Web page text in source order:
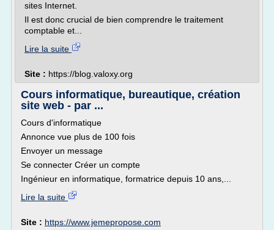
sites Internet.
Il est donc crucial de bien comprendre le traitement
comptable et...
Lire la suite
Site : https://blog.valoxy.org
Cours informatique, bureautique, création
site web - par ...
Cours d'informatique
Annonce vue plus de 100 fois
Envoyer un message
Se connecter Créer un compte
Ingénieur en informatique, formatrice depuis 10 ans,...
Lire la suite
Site : https://www.jemepropose.com